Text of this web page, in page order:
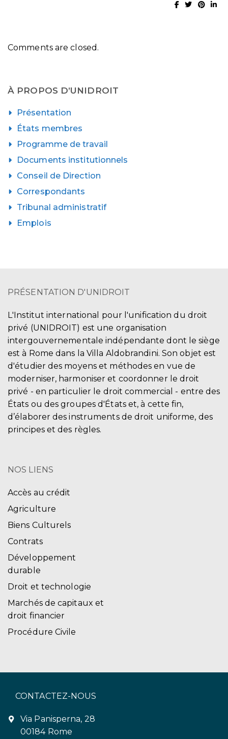
Comments are closed.
À PROPOS D’UNIDROIT
Présentation
États membres
Programme de travail
Documents institutionnels
Conseil de Direction
Correspondants
Tribunal administratif
Emplois
PRÉSENTATION D'UNIDROIT
L'Institut international pour l'unification du droit
privé (UNIDROIT) est une organisation
intergouvernementale indépendante dont le siège
est à Rome dans la Villa Aldobrandini. Son objet est
d'étudier des moyens et méthodes en vue de
moderniser, harmoniser et coordonner le droit
privé - en particulier le droit commercial - entre des
États ou des groupes d'États et, à cette fin,
d’élaborer des instruments de droit uniforme, des
principes et des règles.
NOS LIENS
Accès au crédit
Agriculture
Biens Culturels
Contrats
Développement
durable
Droit et technologie
Marchés de capitaux et
droit financier
Procédure Civile
CONTACTEZ-NOUS
Via Panisperna, 28
00184 Rome